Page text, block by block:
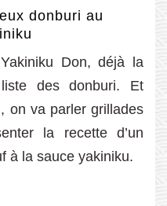
donburi au
Don, déjà la
des donburi. Et
on va parler grillades
la recette d’un
à la sauce yakiniku.